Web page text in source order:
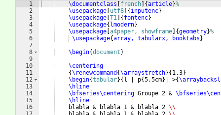
1
2
3
4
5
6
7
8
9
10
11
12
13
14
15
16
\documentclass french {article}%
\usepackage utf8 { inputenc}
\usepackage T1 { fontenc}
\usepackage{ lmodern}
\usepackage a4paper, showframe {geometry}%
\usepackage{array, tabularx, booktabs }
\begin{document }
\centering
{\renewcommand {\arraystretch}{ 1.3}
\begin{tabular}{ l | p{5.5cm} | >{
\hline
\bfseries\centering Groupe 2 &
\hline
    blabla & blabla 1 & blabla 2
\\